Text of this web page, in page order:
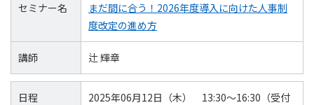
セミナー名
まだ間に合う！2026年度導入に向けた人事制
度改定の進め方
講師 辻 輝章
日程
2025年06月12日（木） 13:30～16:30（受付